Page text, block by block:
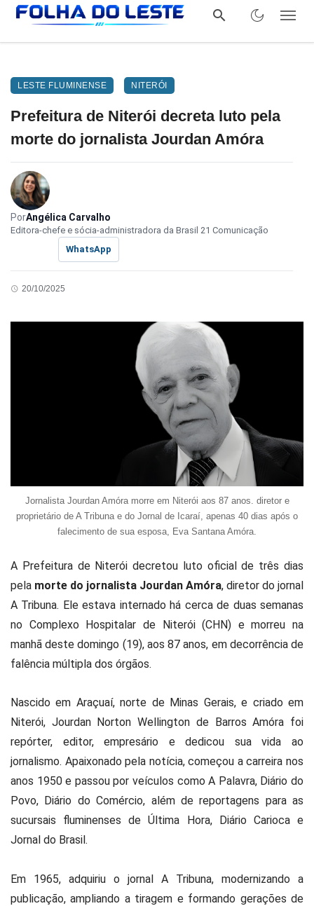
LESTE FLUMINENSE NITERÓI
Prefeitura de Niterói decreta luto pela
morte do jornalista Jourdan Amóra
PorAngélica Carvalho
Editora-chefe e sócia-administradora da Brasil 21 Comunicação
WhatsApp
20/10/2025
Jornalista Jourdan Amóra morre em Niterói aos 87 anos. diretor e
proprietário de A Tribuna e do Jornal de Icaraí, apenas 40 dias após o
falecimento de sua esposa, Eva Santana Amóra.
A Prefeitura de Niterói decretou luto oficial de três dias
pela morte do jornalista Jourdan Amóra, diretor do jornal
A Tribuna. Ele estava internado há cerca de duas semanas
no Complexo Hospitalar de Niterói (CHN) e morreu na
manhã deste domingo (19), aos 87 anos, em decorrência de
falência múltipla dos órgãos.
Nascido em Araçuaí, norte de Minas Gerais, e criado em
Niterói, Jourdan Norton Wellington de Barros Amóra foi
repórter, editor, empresário e dedicou sua vida ao
jornalismo. Apaixonado pela notícia, começou a carreira nos
anos 1950 e passou por veículos como A Palavra, Diário do
Povo, Diário do Comércio, além de reportagens para as
sucursais fluminenses de Última Hora, Diário Carioca e
Jornal do Brasil.
Em 1965, adquiriu o jornal A Tribuna, modernizando a
publicação, ampliando a tiragem e formando gerações de